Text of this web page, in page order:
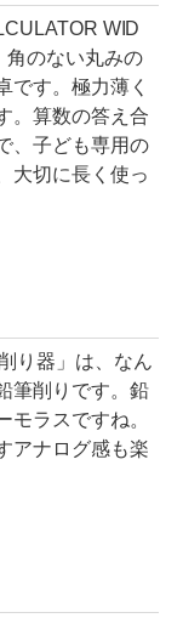
WID
角のない丸みの
です。極力薄く
。算数の答え合
、子ども専用の
大切に長く使っ
り器」は、なん
筆削りです。鉛
ラスですね。
アナログ感も楽